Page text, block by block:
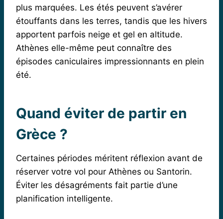
plus marquées. Les étés peuvent s’avérer
étouffants dans les terres, tandis que les hivers
apportent parfois neige et gel en altitude.
Athènes elle-même peut connaître des
épisodes caniculaires impressionnants en plein
été.
Quand éviter de partir en
Grèce ?
Certaines périodes méritent réflexion avant de
réserver votre vol pour Athènes ou Santorin.
Éviter les désagréments fait partie d’une
planification intelligente.